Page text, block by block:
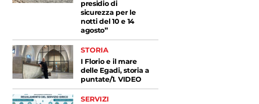
presidio di
sicurezza per le
notti del 10 e 14
agosto”
STORIA
I Florio e il mare
delle Egadi, storia a
puntate/1. VIDEO
SERVIZI